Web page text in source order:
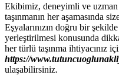
Ekibimiz, deneyimli ve uzman
taşınmanın her aşamasında
Eşyalarınızın doğru bir
yerleştirilmesi konusunda
her türlü taşınma ihtiyacınız
https://
ulaşabilirsiniz.